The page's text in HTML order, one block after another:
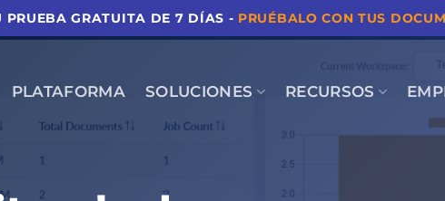
PRUEBA GRATUITA DE 7 DÍAS - PRUÉBALO CON TUS
PLATAFORMA SOLUCIONES RECURSOS